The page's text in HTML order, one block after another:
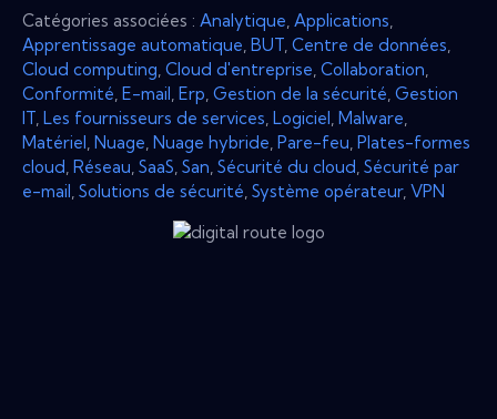
Catégories associées : Analytique Applications
Apprentissage automatique BUT Centre de données
Cloud computing Cloud d'entreprise Collaboration
Conformité E-mail Erp Gestion de la sécurité Gestion
IT Les fournisseurs de services Logiciel Malware
Matériel Nuage Nuage hybride Pare-feu Plates-formes
cloud Réseau SaaS San Sécurité du cloud Sécurité par
e-mail Solutions de sécurité Système opérateur, VPN